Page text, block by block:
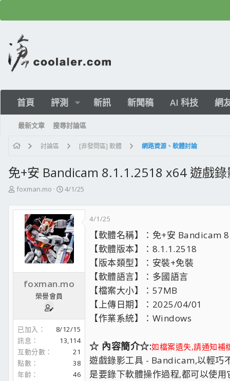
首頁 評測 新訊 新聞稿 AI 科技 網
最新文章 搜尋討論區
討論區 [非發問區] 軟體 網路資源、軟體討論
免+安 Bandicam 8.1.1.2518 x64 遊戲
主
發
foxman.mo
開
日
期
4/1/25
foxman.mo
榮譽會員
已加入
8/12/15
訊息
13,114
互動分數
21
點數
38
年齡
46
4/1/25
【軟體名稱】：免+安 Bandicam
【軟體版本】：8.1.1.2518
【版本類型】：安裝+免裝
【軟體語言】：多國語言
【檔案大小】：57MB
【上傳日期】：2025/04/01
【作業系統】：Windows
☆ 內容簡介☆:如檔案遺失,請通知補
遊戲錄影工具 - Bandicam,以輕巧
是要錄下軟體操作過程,都可以使